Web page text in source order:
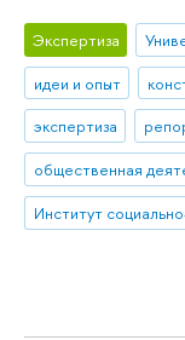
Экспертиза
идеи и опыт
экспертиза
общественная